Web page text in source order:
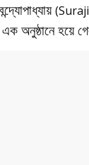
অনুষ্ঠানে হয়ে